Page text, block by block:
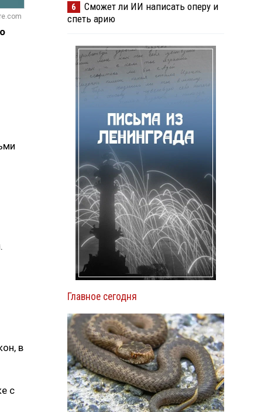
в
с
6
Сможет ли ИИ написать оперу и
спеть арию
Главное сегодня